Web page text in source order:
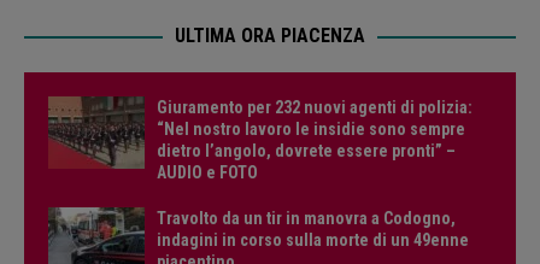
ULTIMA ORA PIACENZA
Giuramento per 232 nuovi agenti di polizia:
“Nel nostro lavoro le insidie sono sempre
dietro l’angolo, dovrete essere pronti” –
AUDIO e FOTO
Travolto da un tir in manovra a Codogno,
indagini in corso sulla morte di un 49enne